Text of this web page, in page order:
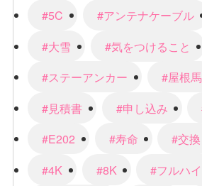
#5C
#アンテナケーブル
#大雪
#気をつけること
#ステーアンカー
#屋根馬
#見積書
#申し込み
#E202
#寿命 #交換
#4K
#8K
#フルハ